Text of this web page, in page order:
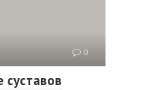
0
суставов